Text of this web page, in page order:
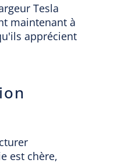
Tesla
maintenant à
apprécient
est chère,